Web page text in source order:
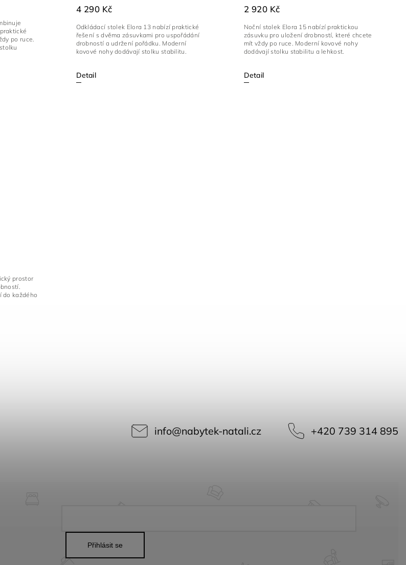
po ruce.
4 290 Kč
Detail
Odkládací stolek Elora 13 nabízí praktické
řešení s dvěma zásuvkami pro uspořádání
drobností a udržení pořádku. Moderní
kovové nohy dodávají stolku stabilitu.
2 920 Kč
Detail
Noční stolek Elora 15 nabízí praktickou
zásuvku pro uložení drobností, které chcete
mít vždy po ruce. Moderní kovové nohy
dodávají stolku stabilitu a lehkost.
prostor
do každého
info@nabytek-natali.cz +420 739 314 895
Přihlásit se